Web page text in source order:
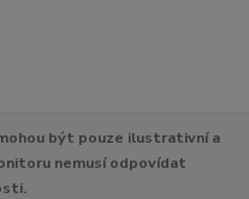
být pouze ilustrativní a
nemusí odpovídat